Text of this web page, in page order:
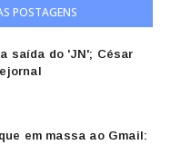
POSTAGENS
saída do 'JN'; César
em massa ao Gmail: